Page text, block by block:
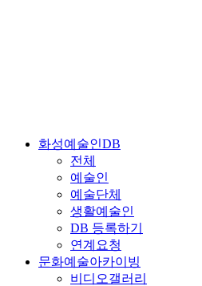
화성예술인DB
전체
예술인
예술단체
생활예술인
DB 등록하기
연계요청
문화예술아카이빙
비디오갤러리